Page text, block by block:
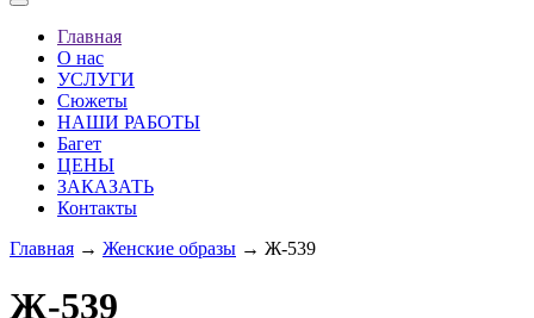
Toggle
navigationГлавная
О нас
УСЛУГИ
Сюжеты
НАШИ РАБОТЫ
Багет
ЦЕНЫ
ЗАКАЗАТЬ
Контакты
Главная → Женские образы → Ж-539
Ж-539